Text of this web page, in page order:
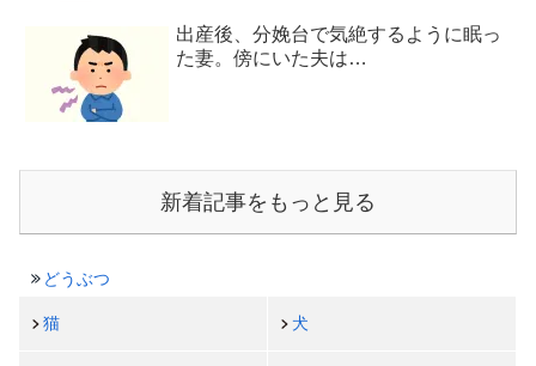
出産後、分娩台で気絶するように眠っ
た妻。傍にいた夫は…
新着記事をもっと見る
どうぶつ
猫 犬